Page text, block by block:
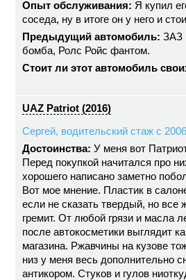
Опыт обслуживания: Я купил
соседа, ну в итоге он у него и
Предыдущий автомобиль: ЗАЗ
бомба, Ролс Ройс фантом.
Стоит ли этот автомобиль
UAZ Patriot (2016)
Сергей, водительский стаж с 2006
Достоинства: У меня вот
Перед покупкой начитался про
хорошего написано заметно
Вот мое мнение. Пластик в
если не сказать твердый, но все
гремит. От любой грязи и масла
после автокосметики выглядит
магазина. Ржавчины на кузове
низ у меня весь дополнительно
антикором. Стуков и гулов